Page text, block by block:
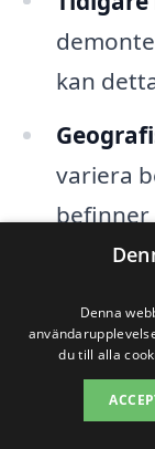
kan
variera
befinner
Genom att
bättre
Denna
du till alla